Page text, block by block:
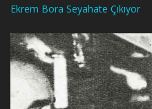
Ekrem Bora Seyahate Çıkıyor